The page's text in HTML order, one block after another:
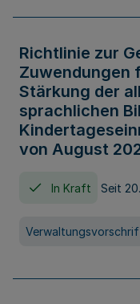
Richtlinie zur
Zuwendungen
Stärkung der
sprachlichen
von August
In Kraft Seit